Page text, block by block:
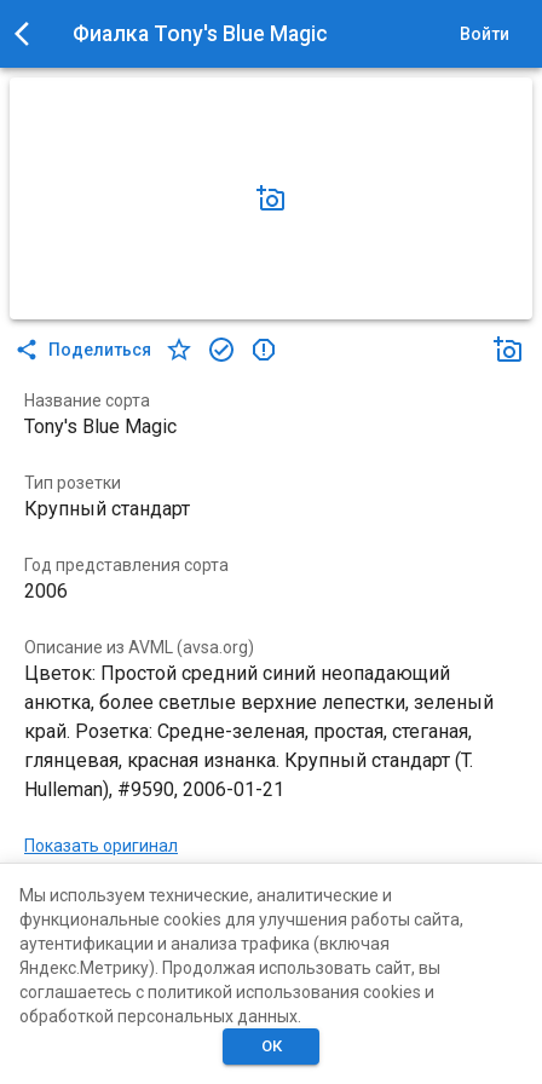
Фиалка Tony's Blue Magic Войти
Поделиться
Название сорта
Tony's Blue Magic
Тип розетки
Крупный стандарт
Год представления сорта
2006
Описание из AVML (avsa.org)
Цветок: Простой средний синий неопадающий
анютка, более светлые верхние лепестки, зеленый
край. Розетка: Средне-зеленая, простая, стеганая,
глянцевая, красная изнанка. Крупный стандарт (T.
Hulleman), #9590, 2006-01-21
Показать оригинал
В КОЛЛЕКЦИЯХ В ХОТЕЛКАХ
Хотелки
Мы используем технические, аналитические и
функциональные cookies для улучшения работы сайта,
аутентификации и анализа трафика (включая
Яндекс.Метрику). Продолжая использовать сайт, вы
соглашаетесь с политикой использования cookies и
обработкой персональных данных.
ОК